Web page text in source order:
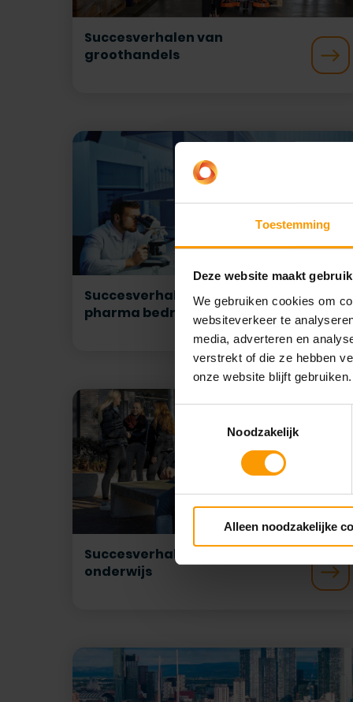
Toestemming
Deze website maakt
We gebruiken cookies om
websiteverkeer te
media, adverteren en
verstrekt of die ze hebben
onze website blijft gebruiken.
Noodzakelijk
Alleen noodzakelijke
Succesverhalen van
groothandels
Succesverhalen van chemie en
pharma bedrijven
Succesverhalen van bekostigd
onderwijs